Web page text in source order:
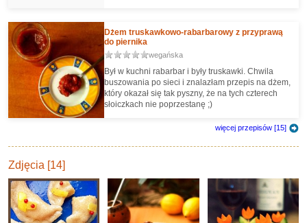
Dżem truskawkowo-rabarbarowy z przyprawą
do piernika
wegańska
Był w kuchni rabarbar i były truskawki. Chwila
buszowania po sieci i znalazłam przepis na dżem,
który okazał się tak pyszny, że na tych czterech
słoiczkach nie poprzestanę ;)
więcej przepisów [15]
Zdjęcia [14]